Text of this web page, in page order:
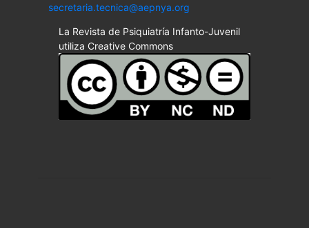
secretaria.tecnica@aepnya.org
La Revista de Psiquiatría Infanto-Juvenil
utiliza Creative Commons